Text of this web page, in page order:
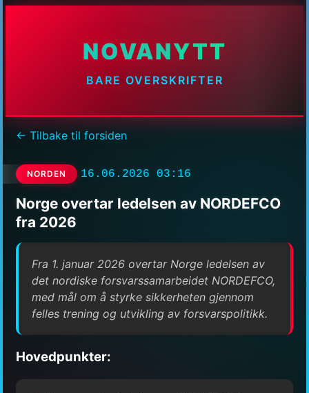
NOVANYTT
BARE OVERSKRIFTER
← Tilbake til forsiden
NORDEN 16.06.2026 03:16
Norge overtar ledelsen av NORDEFCO
fra 2026
Fra 1. januar 2026 overtar Norge ledelsen av
det nordiske forsvarssamarbeidet NORDEFCO,
med mål om å styrke sikkerheten gjennom
felles trening og utvikling av forsvarspolitikk.
Hovedpunkter: